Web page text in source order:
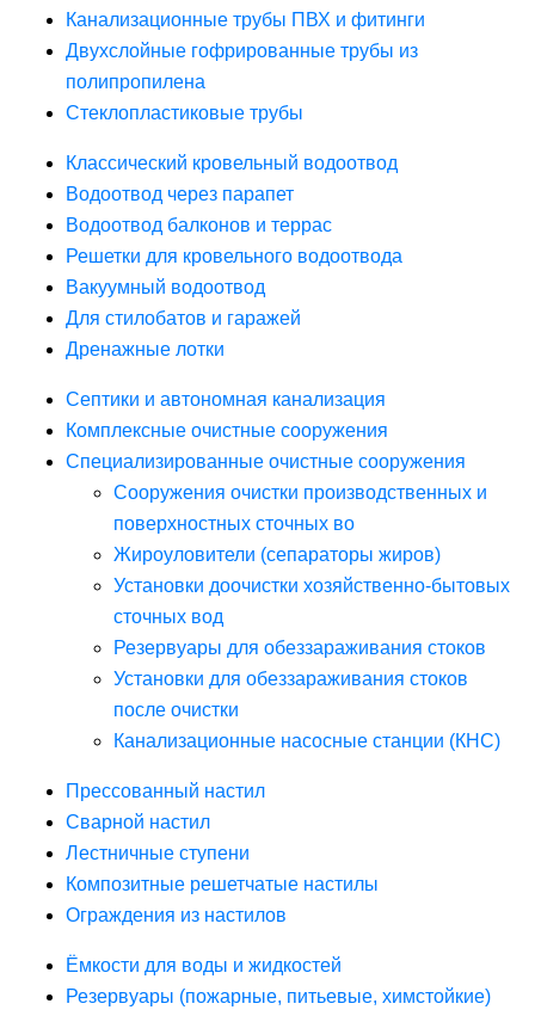
Канализационные трубы ПВХ и фитинги
Двухслойные гофрированные трубы из
полипропилена
Стеклопластиковые трубы
Классический кровельный водоотвод
Водоотвод через парапет
Водоотвод балконов и террас
Решетки для кровельного водоотвода
Вакуумный водоотвод
Для стилобатов и гаражей
Дренажные лотки
Септики и автономная канализация
Комплексные очистные сооружения
Специализированные очистные сооружения
Сооружения очистки производственных и
поверхностных сточных во
Жироуловители (сепараторы жиров)
Установки доочистки хозяйственно-бытовых
сточных вод
Резервуары для обеззараживания стоков
Установки для обеззараживания стоков
после очистки
Канализационные насосные станции (КНС)
Прессованный настил
Сварной настил
Лестничные ступени
Композитные решетчатые настилы
Ограждения из настилов
Ёмкости для воды и жидкостей
Резервуары (пожарные, питьевые, химстойкие)